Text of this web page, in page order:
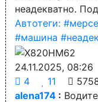
неадекватно.
Автотеги:
#машина
24.11.2025, 08:26
4
11
alena174 :